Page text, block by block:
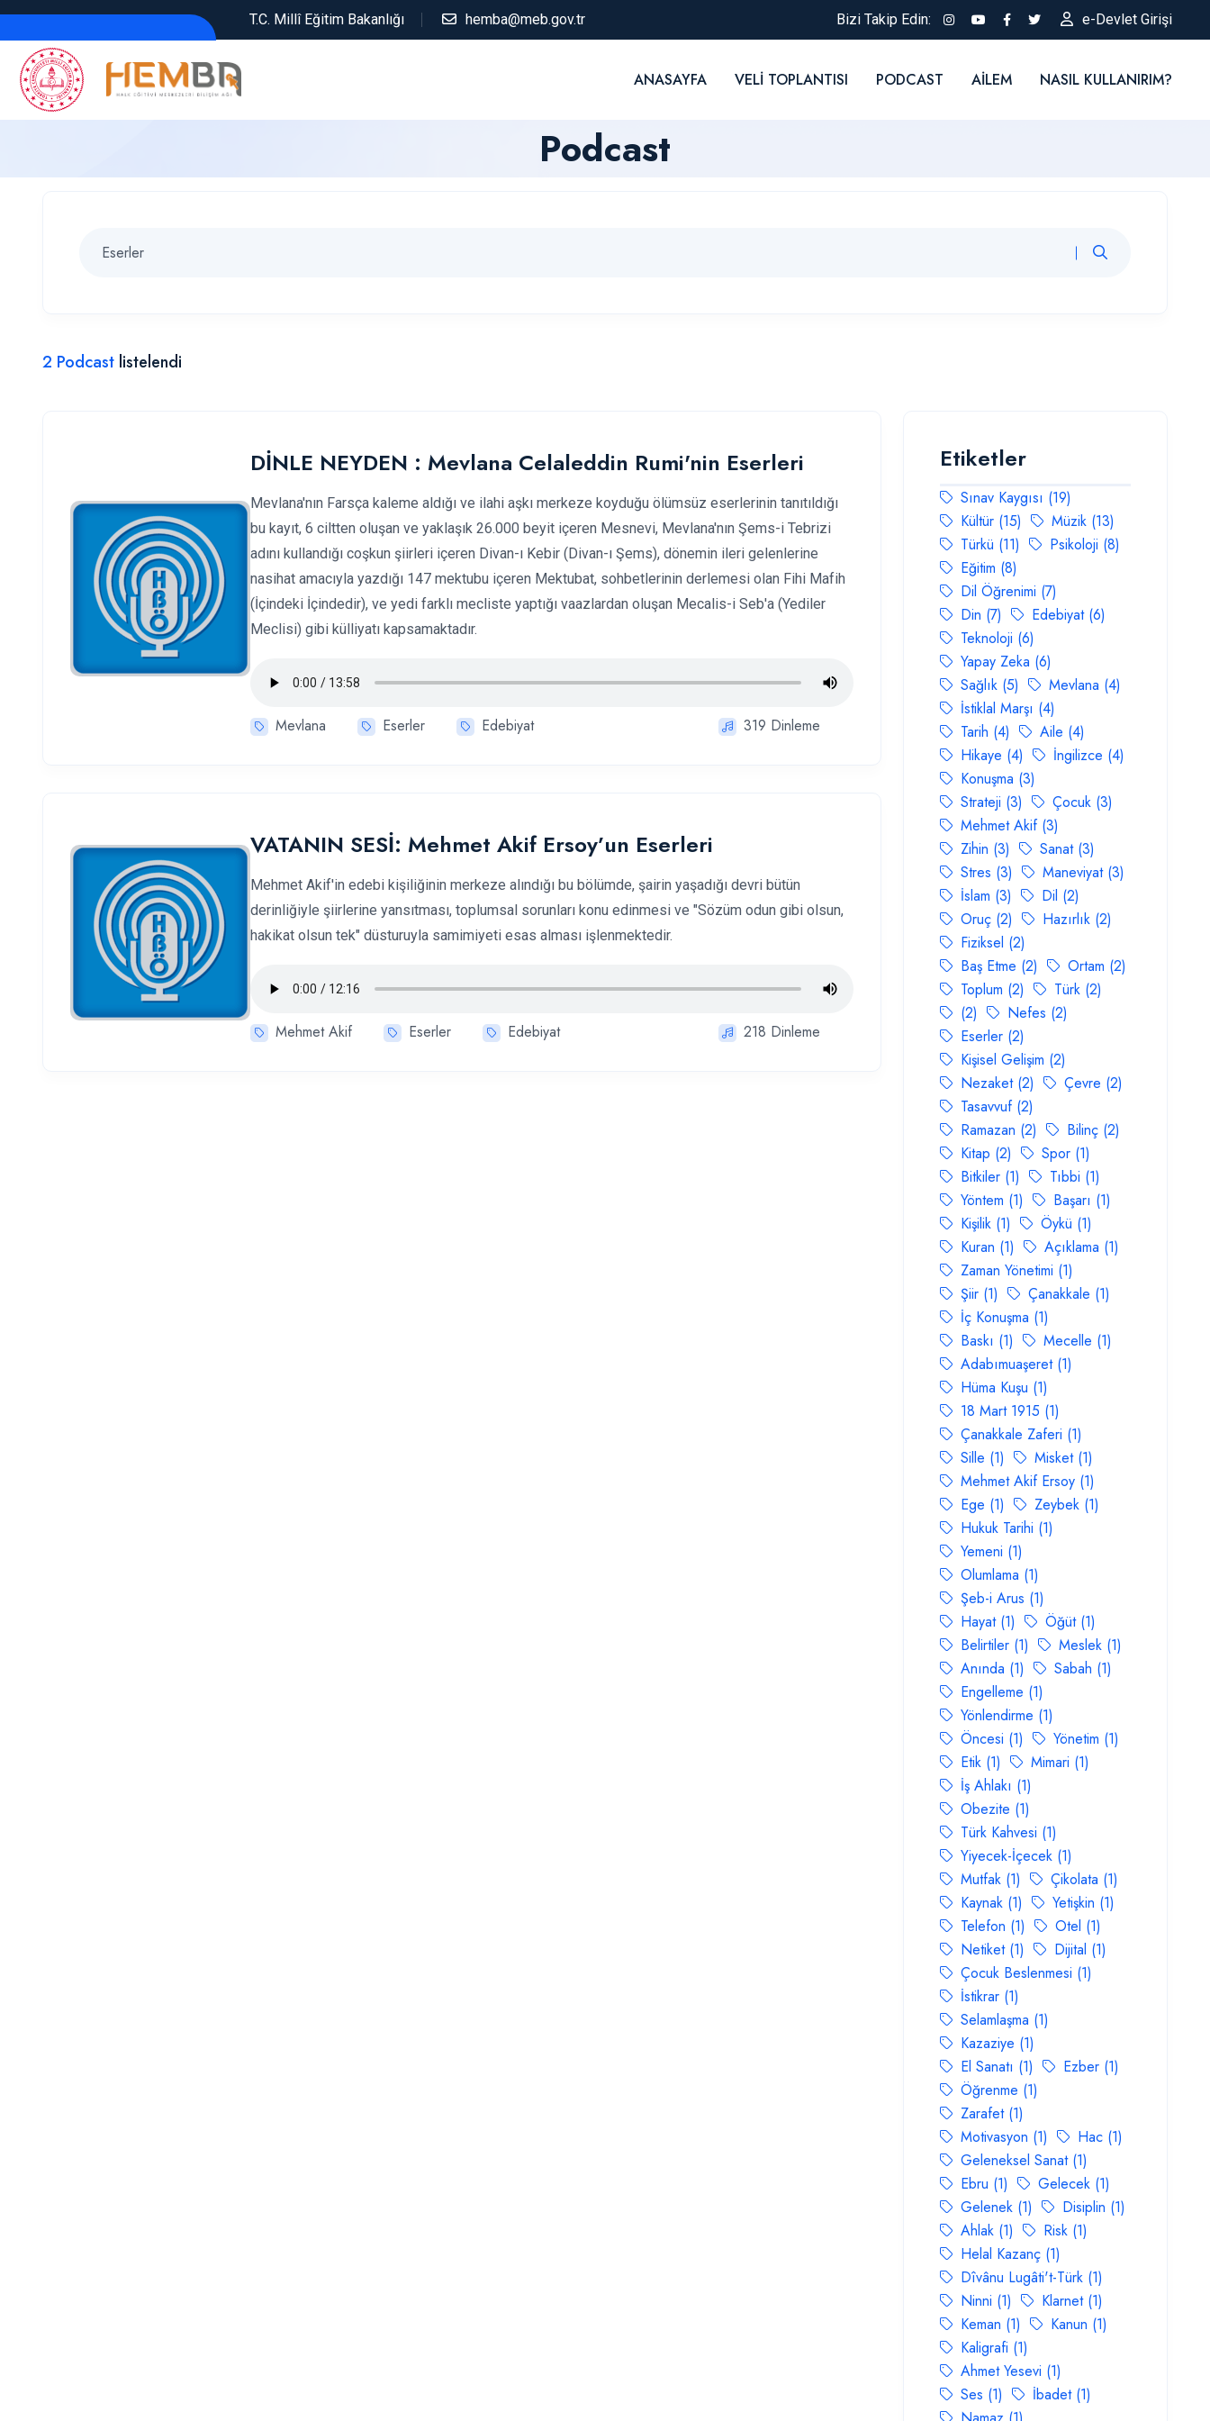
T.C. Millî Eğitim Bakanlığı hemba@meb.gov.tr Bizi Takip Edin: e-Devlet Girişi
ANASAYFA VELI TOPLANTISI PODCAST AILEM NASIL KULLANIRIM?
Podcast
2 Podcast listelendi
DİNLE NEYDEN : Mevlana Celaleddin Rumi'nin Eserleri
Mevlana'nın Farsça kaleme aldığı ve ilahi aşkı merkeze koyduğu ölümsüz eserlerinin tanıtıldığı
bu kayıt, 6 ciltten oluşan ve yaklaşık 26.000 beyit içeren Mesnevi, Mevlana'nın Şems-i Tebrizi
adını kullandığı coşkun şiirleri içeren Divan-ı Kebir (Divan-ı Şems), dönemin ileri gelenlerine
nasihat amacıyla yazdığı 147 mektubu içeren Mektubat, sohbetlerinin derlemesi olan Fihi Mafih
(İçindeki İçindedir), ve yedi farklı mecliste yaptığı vaazlardan oluşan Mecalis-i Seb'a (Yediler
Meclisi) gibi külliyatı kapsamaktadır.
Mevlana Eserler Edebiyat 319 Dinleme
VATANIN SESİ: Mehmet Akif Ersoy’un Eserleri
Mehmet Akif'in edebi kişiliğinin merkeze alındığı bu bölümde, şairin yaşadığı devri bütün
derinliğiyle şiirlerine yansıtması, toplumsal sorunları konu edinmesi ve "Sözüm odun gibi olsun,
hakikat olsun tek" düsturuyla samimiyeti esas alması işlenmektedir.
Mehmet Akif Eserler Edebiyat 218 Dinleme
Etiketler
Sınav Kaygısı (19)
Kültür (15)
Müzik (13)
Türkü (11)
Psikoloji (8)
Eğitim (8)
Dil Öğrenimi (7)
Din (7)
Edebiyat (6)
Teknoloji (6)
Yapay Zeka (6)
Sağlık (5)
Mevlana (4)
İstiklal Marşı (4)
Tarih (4)
Aile (4)
Hikaye (4)
İngilizce (4)
Konuşma (3)
Strateji (3)
Çocuk (3)
Mehmet Akif (3)
Zihin (3)
Sanat (3)
Stres (3)
Maneviyat (3)
İslam (3)
Dil (2)
Oruç (2)
Hazırlık (2)
Fiziksel (2)
Baş Etme (2)
Ortam (2)
Toplum (2)
Türk (2)
(2)
Nefes (2)
Eserler (2)
Kişisel Gelişim (2)
Nezaket (2)
Çevre (2)
Tasavvuf (2)
Ramazan (2)
Bilinç (2)
Kitap (2)
Spor (1)
Bitkiler (1)
Tıbbi (1)
Yöntem (1)
Başarı (1)
Kişilik (1)
Öykü (1)
Kuran (1)
Açıklama (1)
Zaman Yönetimi (1)
Şiir (1)
Çanakkale (1)
İç Konuşma (1)
Baskı (1)
Mecelle (1)
Adabımuaşeret (1)
Hüma Kuşu (1)
18 Mart 1915 (1)
Çanakkale Zaferi (1)
Sille (1)
Misket (1)
Mehmet Akif Ersoy (1)
Ege (1)
Zeybek (1)
Hukuk Tarihi (1)
Yemeni (1)
Olumlama (1)
Şeb-i Arus (1)
Hayat (1)
Öğüt (1)
Belirtiler (1)
Meslek (1)
Anında (1)
Sabah (1)
Engelleme (1)
Yönlendirme (1)
Öncesi (1)
Yönetim (1)
Etik (1)
Mimari (1)
İş Ahlakı (1)
Obezite (1)
Türk Kahvesi (1)
Yiyecek-İçecek (1)
Mutfak (1)
Çikolata (1)
Kaynak (1)
Yetişkin (1)
Telefon (1)
Otel (1)
Netiket (1)
Dijital (1)
Çocuk Beslenmesi (1)
İstikrar (1)
Selamlaşma (1)
Kazaziye (1)
El Sanatı (1)
Ezber (1)
Öğrenme (1)
Zarafet (1)
Motivasyon (1)
Hac (1)
Geleneksel Sanat (1)
Ebru (1)
Gelecek (1)
Gelenek (1)
Disiplin (1)
Ahlak (1)
Risk (1)
Helal Kazanç (1)
Dîvânu Lugâti't-Türk (1)
Ninni (1)
Klarnet (1)
Keman (1)
Kanun (1)
Kaligrafi (1)
Ahmet Yesevi (1)
Ses (1)
İbadet (1)